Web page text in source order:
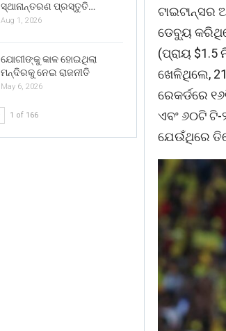
ଟାଇଟାନ୍ସର
ଡେବ୍ୟୁ
(ପ୍ରାୟ
ଖେଳିଥିଲେ,
ରେକର୍ଡରେ
ଏବଂ ୬୦ଟି
ଯେଉଁଥିରେ
ସ୍ଥାନାନ୍ତରଣ ପ୍ରସ୍ତୁତି…
Aug 1, 2026
ଯୋଗୀଙ୍କୁ କାଳ ହୋଇଥିଲା
ମନ୍ଦିରକୁ ନେଇ ରାଜନୀତି
May 6, 2026
1 of 166